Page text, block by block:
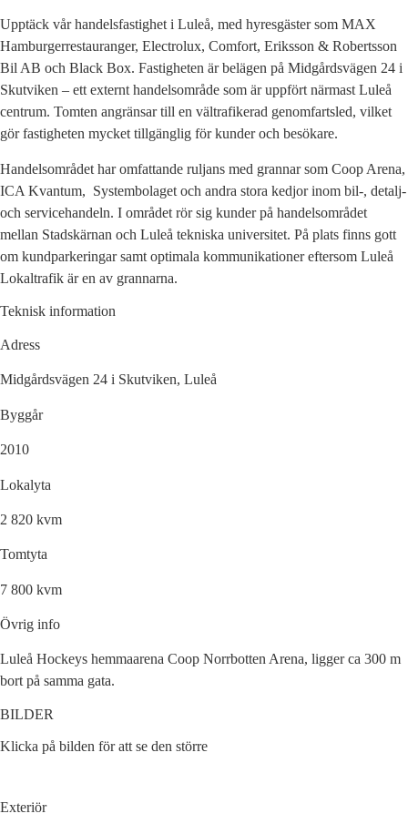
Upptäck vår handelsfastighet i Luleå, med hyresgäster som MAX
Hamburgerrestauranger, Electrolux, Comfort, Eriksson & Robertsson
Bil AB och Black Box. Fastigheten är belägen på Midgårdsvägen 24 i
Skutviken – ett externt handelsområde som är uppfört närmast Luleå
centrum. Tomten angränsar till en vältrafikerad genomfartsled, vilket
gör fastigheten mycket tillgänglig för kunder och besökare.
Handelsområdet har omfattande ruljans med grannar som Coop Arena,
ICA Kvantum, Systembolaget och andra stora kedjor inom bil-, detalj-
och servicehandeln. I området rör sig kunder på handelsområdet
mellan Stadskärnan och Luleå tekniska universitet. På plats finns gott
om kundparkeringar samt optimala kommunikationer eftersom Luleå
Lokaltrafik är en av grannarna.
Teknisk information
Adress
Midgårdsvägen 24 i Skutviken, Luleå
Byggår
2010
Lokalyta
2 820 kvm
Tomtyta
7 800 kvm
Övrig info
Luleå Hockeys hemmaarena Coop Norrbotten Arena, ligger ca 300 m
bort på samma gata.
BILDER
Klicka på bilden för att se den större
Exteriör